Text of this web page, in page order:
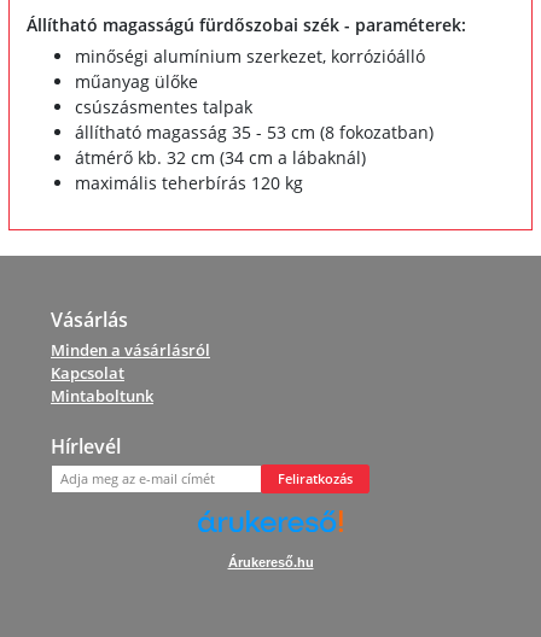
Állítható magasságú fürdőszobai szék - paraméterek:
minőségi alumínium szerkezet, korrózióálló
műanyag ülőke
csúszásmentes talpak
állítható magasság 35 - 53 cm (8 fokozatban)
átmérő kb. 32 cm (34 cm a lábaknál)
maximális teherbírás 120 kg
Vásárlás
Minden a vásárlásról
Kapcsolat
Mintaboltunk
Hírlevél
Feliratkozás
Árukereső.hu